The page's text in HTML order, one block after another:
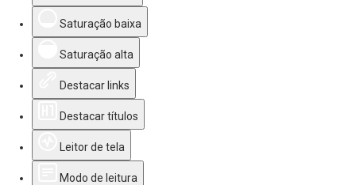
Saturação baixa
Saturação alta
Destacar links
Destacar títulos
Leitor de tela
Modo de leitura